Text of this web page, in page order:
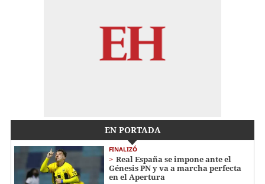
EN PORTADA
FINALIZÓ
Real España se impone ante el
Génesis PN y va a marcha perfecta
en el Apertura